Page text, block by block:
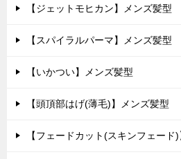
【ジェットモヒカン】メンズ髪型
【スパイラルパーマ】メンズ髪型
【いかつい】メンズ髪型
【頭頂部はげ(薄毛)】メンズ髪型
【フェードカット(スキンフェード